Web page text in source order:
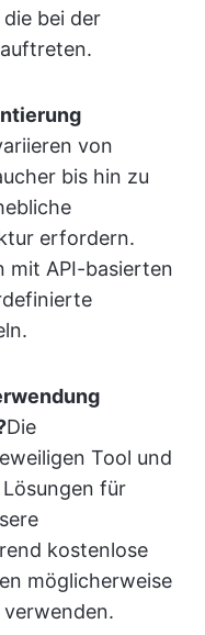
bei der
von
bis hin zu
erfordern.
mit API-basierten
Die
Tool und
für
kostenlose
möglicherweise